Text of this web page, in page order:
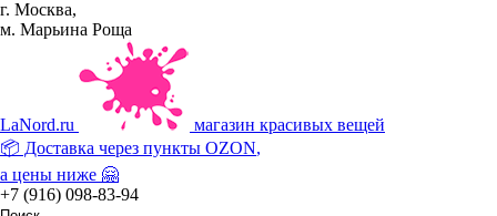
г. Москва,
м. Марьина Роща
LaNord.ru
магазин красивых вещей
📦 Доставка через пункты OZON,
а цены ниже 🤗
+7 (916) 098-83-94